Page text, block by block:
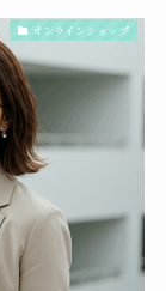
オンラインショップ